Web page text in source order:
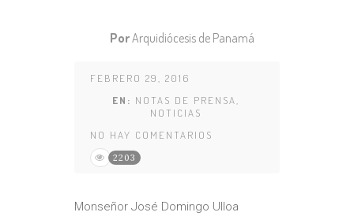
PorArquidiócesis de Panamá
FEBRERO 29, 2016
EN: NOTAS DE PRENSA
NOTICIAS
NO HAY COMENTARIOS
2203
Monseñor José Domingo Ulloa